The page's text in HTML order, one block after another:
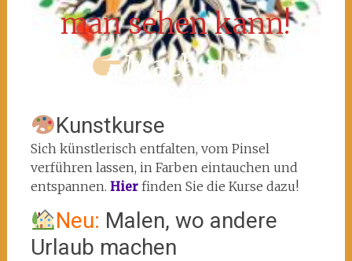
man sehen kann!
Mach mit!
Kunstkurse
Sich künstlerisch entfalten, vom Pinsel
verführen lassen, in Farben eintauchen und
entspannen. Hier finden Sie die Kurse dazu!
Neu: Malen, wo andere
Urlaub machen